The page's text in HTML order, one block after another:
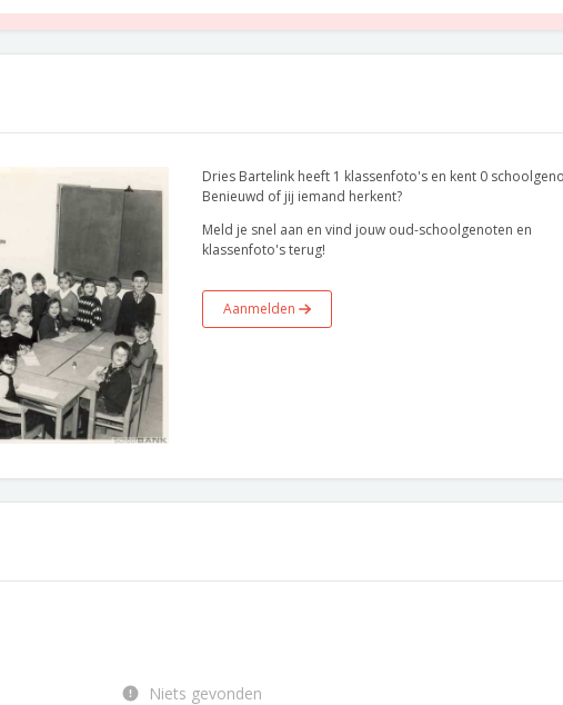
Dries Bartelink heeft 1 klassenfoto's en kent 0
Benieuwd of jij iemand herkent?
Meld je snel aan en vind jouw oud-schoolgenoten en
klassenfoto's terug!
Aanmelden
Niets gevonden